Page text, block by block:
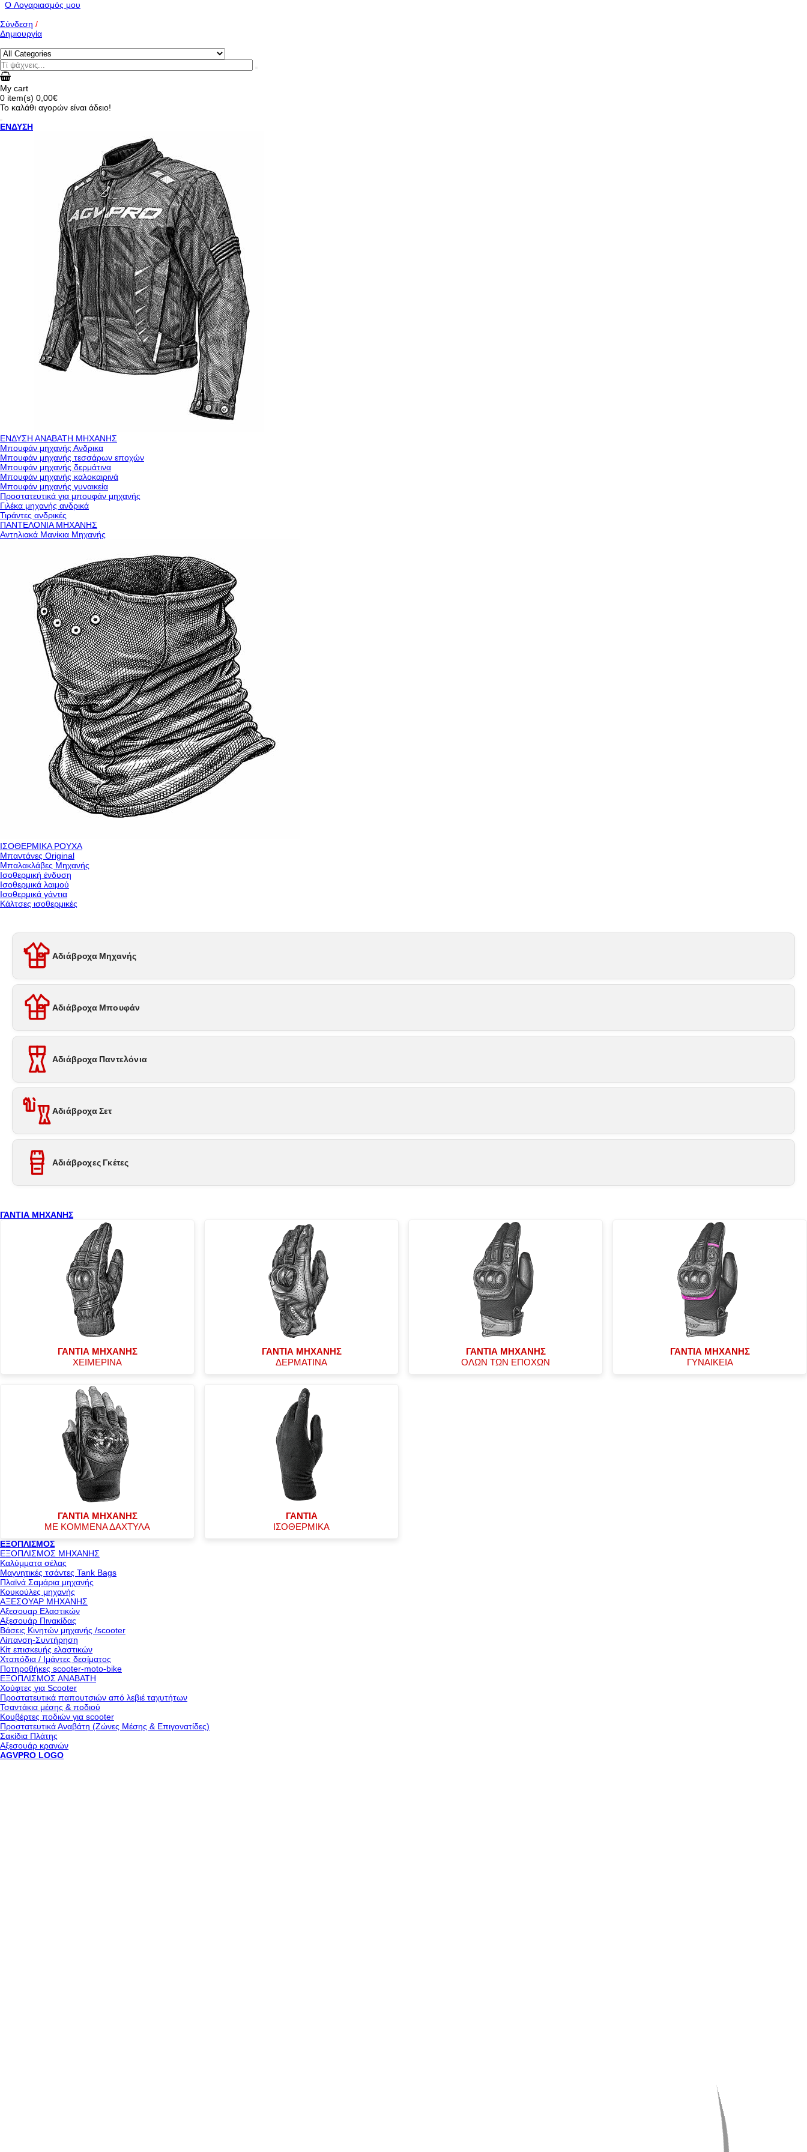
O Λογαριασμός μου
Σύνδεση /
Δημιουργία
My cart
0 item(s) 0,00€
Το καλάθι αγορών είναι άδειο!
ΕΝΔΥΣΗ
ΕΝΔΥΣΗ ΑΝΑΒΑΤΗ ΜΗΧΑΝΗΣ
Μπουφάν μηχανής Ανδρικα
Μπουφάν μηχανής τεσσάρων εποχών
Μπουφάν μηχανής δερμάτινα
Μπουφάν μηχανής καλοκαιρινά
Μπουφάν μηχανής γυναικεία
Προστατευτικά για μπουφάν μηχανής
Γιλέκα μηχανής ανδρικά
Τιράντες ανδρικές
ΠΑΝΤΕΛΟΝΙΑ ΜΗΧΑΝΗΣ
Αντηλιακά Μανίκια Μηχανής
ΙΣΟΘΕΡΜΙΚΑ ΡΟΥΧΑ
Μπαντάνες Original
Μπαλακλάβες Μηχανής
Ισοθερμική ένδυση
Ισοθερμικά λαιμού
Ισοθερμικά γάντια
Κάλτσες ισοθερμικές
Αδιάβροχα Μηχανής
Αδιάβροχα Μπουφάν
Αδιάβροχα Παντελόνια
Αδιάβροχα Σετ
Αδιάβροχες Γκέτες
ΓΑΝΤΙΑ ΜΗΧΑΝΗΣ
ΓΑΝΤΙΑ ΜΗΧΑΝΗΣ
ΧΕΙΜΕΡΙΝΑ
ΓΑΝΤΙΑ ΜΗΧΑΝΗΣ
ΔΕΡΜΑΤΙΝΑ
ΓΑΝΤΙΑ ΜΗΧΑΝΗΣ
ΟΛΩΝ ΤΩΝ ΕΠΟΧΩΝ
ΓΑΝΤΙΑ ΜΗΧΑΝΗΣ
ΓΥΝΑΙΚΕΙΑ
ΓΑΝΤΙΑ ΜΗΧΑΝΗΣ
ΜΕ ΚΟΜΜΕΝΑ ΔΑΧΤΥΛΑ
ΓΑΝΤΙΑ
ΙΣΟΘΕΡΜΙΚΑ
ΕΞΟΠΛΙΣΜΟΣ
ΕΞΟΠΛΙΣΜΟΣ ΜΗΧΑΝΗΣ
Καλύμματα σέλας
Μαγνητικές τσάντες Tank Bags
Πλαϊνά Σαμάρια μηχανής
Κουκούλες μηχανής
ΑΞΕΣΟΥΑΡ ΜΗΧΑΝΗΣ
Αξεσουαρ Ελαστικών
Αξεσουάρ Πινακίδας
Βάσεις Κινητών μηχανής /scooter
Λίπανση-Συντήρηση
Κίτ επισκευής ελαστικών
Χταπόδια / Ιμάντες δεσίματος
Ποτηροθήκες scooter-moto-bike
ΕΞΟΠΛΙΣΜΟΣ ΑΝΑΒΑΤΗ
Χούφτες για Scooter
Προστατευτικά παπουτσιών από λεβιέ ταχυτήτων
Τσαντάκια μέσης & ποδιού
Κουβέρτες ποδιών για scooter
Προστατευτικά Αναβάτη (Ζώνες Μέσης & Επιγονατίδες)
Σακίδια Πλάτης
Αξεσουάρ κρανών
AGVPRO LOGO